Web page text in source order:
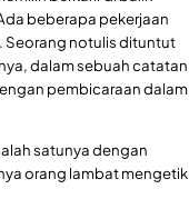
beberapa pekerjaan
Seorang notulis dituntut
dalam sebuah catatan
pembicaraan dalam
satunya dengan
orang lambat mengetik